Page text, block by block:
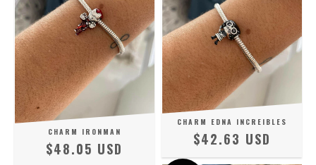
CHARM IRONMAN
$48.05 USD
CHARM EDNA INCREIBLES
$42.63 USD